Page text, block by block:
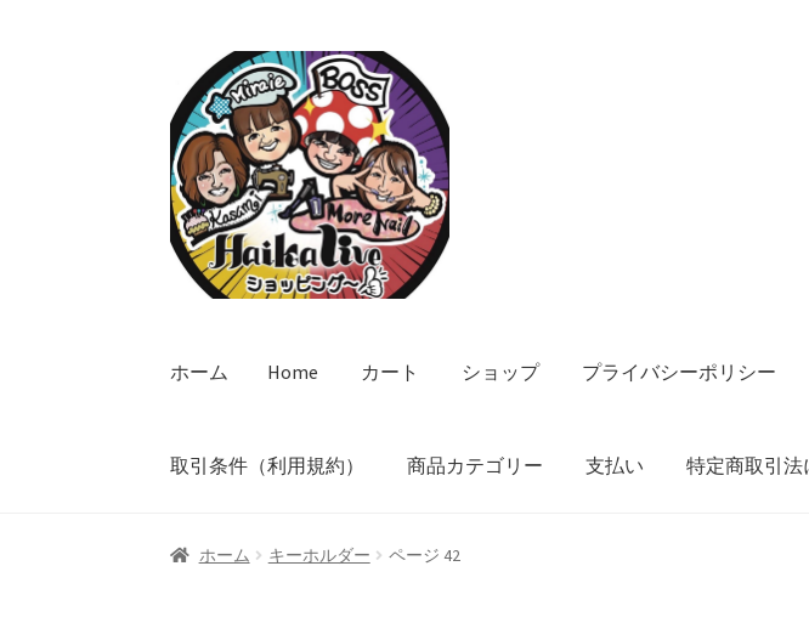
ビ
ゲ
ー
シ
ョ
ン
へ
ッ
ン
テ
ン
ツ
へ
ス
キ
ホーム Home カート ショップ プライバシーポリシー
取引条件（利用規約） 商品カテゴリー 支払い 特定商取引
ホーム Home カート ショップ プライバシーポリシー
ホーム キーホルダー ページ 42